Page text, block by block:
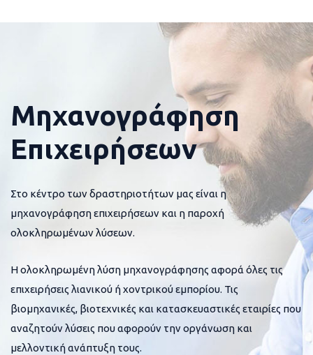
Μηχανογράφηση
Επιχειρήσεων
Στο κέντρο των δραστηριοτήτων μας είναι η
μηχανογράφηση επιχειρήσεων και η παροχή
ολοκληρωμένων λύσεων.
Η ολοκληρωμένη λύση μηχανογράφησης αφορά όλες τις
επιχειρήσεις λιανικού ή χοντρικού εμπορίου. Τις
βιομηχανικές, βιοτεχνικές και κατασκευαστικές εταιρίες που
αναζητούν λύσεις που αφορούν την οργάνωση και
μελλοντική ανάπτυξη τους.